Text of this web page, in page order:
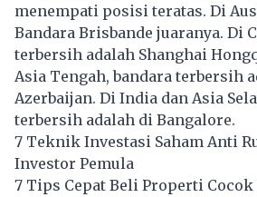
menempati posisi teratas. Di
Bandara Brisbande juaranya. Di
terbersih adalah Shanghai
Asia Tengah, bandara terbersih
Azerbaijan. Di India dan Asia
terbersih adalah di Bangalore.
7 Teknik Investasi Saham Anti
Investor Pemula
7 Tips Cepat Beli Properti Cocok